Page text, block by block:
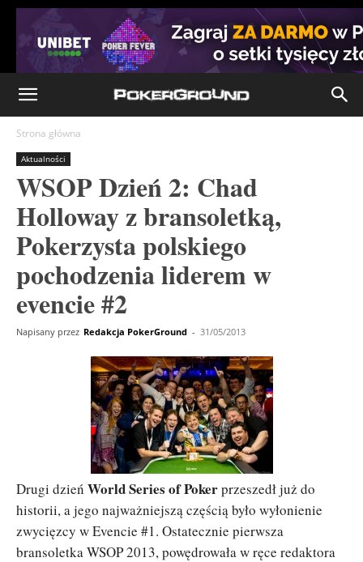
Strona główna
Aktualności
WSOP Dzień 2: Chad
Holloway z bransoletką,
Pokerzysta polskiego
pochodzenia liderem w
evencie #2
Napisany przez Redakcja PokerGround - 31/05/2013
Drugi dzień World Series of Pokerprzeszedł już do
historii, a jego najważniejszą częścią było wyłonienie
zwycięzcy w Evencie #1. Ostatecznie pierwsza
bransoletka WSOP 2013, powędrowała w ręce redaktora